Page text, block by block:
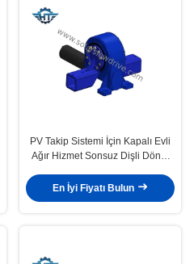
PV Takip Sistemi İçin Kapalı Evli
Ağır Hizmet Sonsuz Dişli Döner
En İyi Fiyatı Bulun